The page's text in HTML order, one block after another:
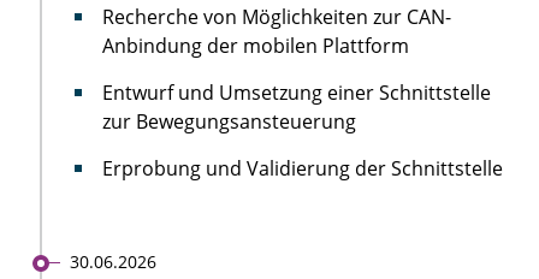
Recherche von Möglichkeiten zur CAN-
Anbindung der mobilen Plattform
Entwurf und Umsetzung einer Schnittstelle
zur Bewegungsansteuerung
Erprobung und Validierung der Schnittstelle
30.06.2026